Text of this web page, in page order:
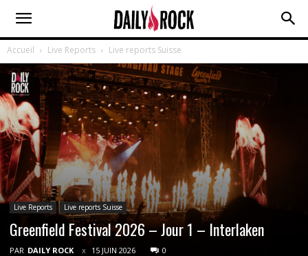
Accueil Live Reports Live reports Suisse
Live Reports Live reports Suisse
Greenfield Festival 2026 – Jour 1 – Interlaken
PAR DAILY ROCK 15 JUIN 2026 0